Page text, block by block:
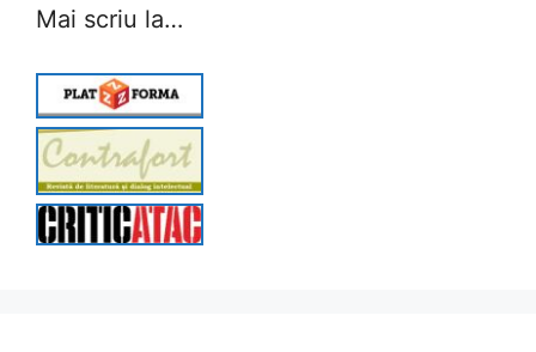
Mai scriu la…